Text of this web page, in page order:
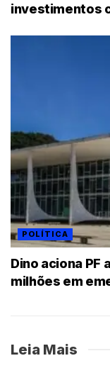
investimentos
POLÍTICA
Dino aciona PF
milhões em
Leia Mais